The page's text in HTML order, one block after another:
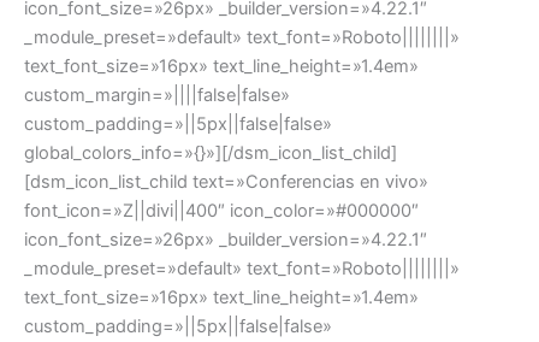
icon_font_size=»26px» _builder_version=»4.22.1″
_module_preset=»default» text_font=»Roboto||||||||»
text_font_size=»16px» text_line_height=»1.4em»
custom_margin=»||||false|false»
custom_padding=»||5px||false|false»
global_colors_info=»{}»][/dsm_icon_list_child]
[dsm_icon_list_child text=»Conferencias en vivo»
font_icon=»Z||divi||400″ icon_color=»#000000″
icon_font_size=»26px» _builder_version=»4.22.1″
_module_preset=»default» text_font=»Roboto||||||||»
text_font_size=»16px» text_line_height=»1.4em»
custom_padding=»||5px||false|false»